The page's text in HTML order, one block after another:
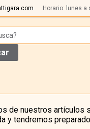
Horario: lunes a
de nuestros artículos
y tendremos